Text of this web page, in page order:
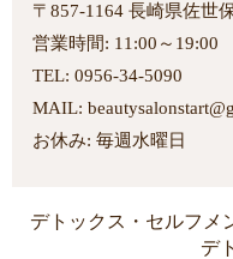
〒857-1164 長崎県佐世
営業時間: 11:00～19:00
TEL: 0956-34-5090
MAIL:
お休み: 毎週水曜日
デトックス・セルフメ
デ